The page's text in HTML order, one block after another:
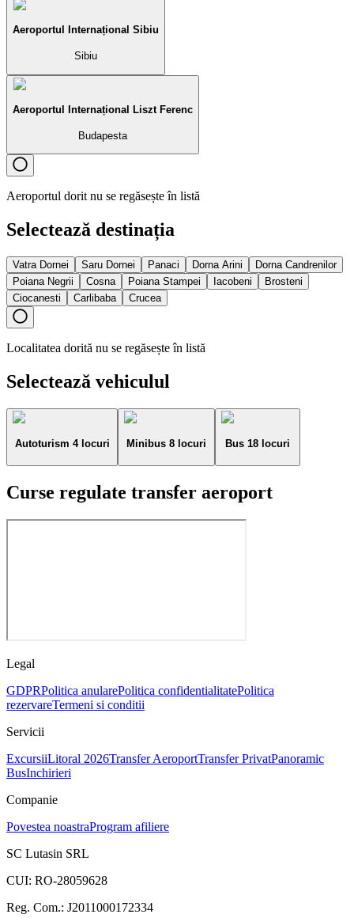
Aeroportul Internațional Sibiu
Sibiu
Aeroportul Internațional Liszt Ferenc
Budapesta
Aeroportul dorit nu se regăsește în listă
Selectează destinația
Vatra Dornei Saru Dornei Panaci Dorna Arini
Dorna Candrenilor
Poiana Negrii
Cosna Poiana Stampei Iacobeni
Brosteni
Ciocanesti
Carlibaba Crucea
Localitatea dorită nu se regăsește în listă
Selectează vehiculul
Autoturism 4 locuri Minibus 8 locuri Bus 18 locuri
Curse regulate transfer aeroport
Legal
GDPRPolitica anularePolitica confidentialitatePolitica
rezervareTermeni si conditii
Servicii
ExcursiiLitoral 2026Transfer AeroportTransfer PrivatPanoramic
BusInchirieri
Companie
Povestea noastraProgram afiliere
SC Lutasin SRL
CUI: RO-28059628
Reg. Com.: J2011000172334